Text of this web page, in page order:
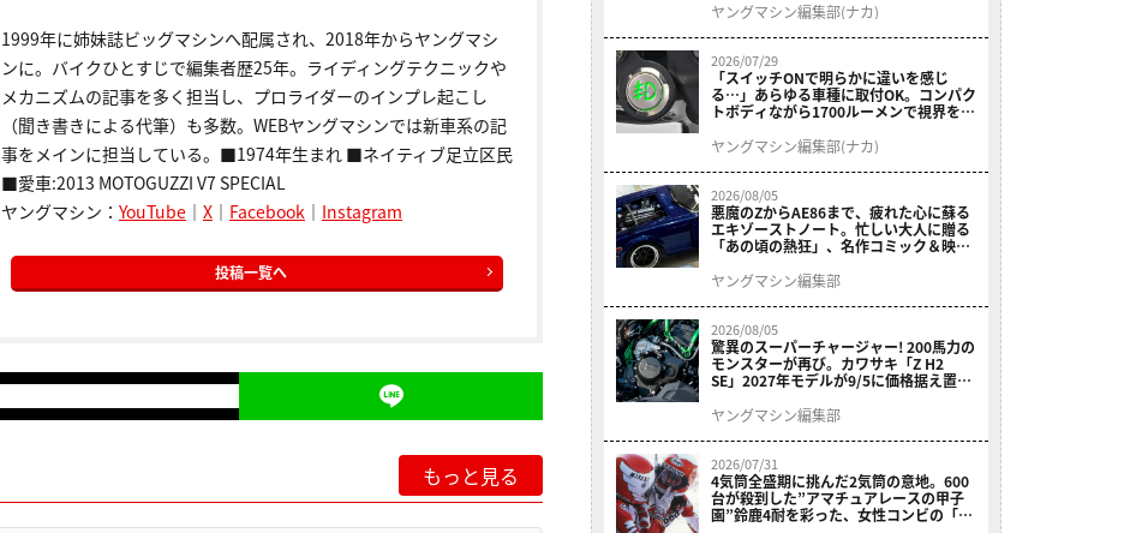
1999年に姉妹誌ビッグマシンへ配属され、2018年からヤングマシ
ンに。バイクひとすじで編集者歴25年。ライディングテクニックや
メカニズムの記事を多く担当し、プロライダーのインプレ起こし
（聞き書きによる代筆）も多数。WEBヤングマシンでは新車系の記
事をメインに担当している。■1974年生まれ ■ネイティブ足立区民
■愛車:2013 MOTOGUZZI V7 SPECIAL
ヤングマシン： YouTube｜ X｜ Facebook ｜ Instagram
投稿一覧へ
もっと見る
ヤングマシン編集部(ナカ)
2026/07/29
「スイッチONで明らかに違いを感じ
る…」あらゆる車種に取付OK。コンパク
トボディながら1700ルーメンで視界を確
ニット プレシャスレイ スモール］
ヤングマシン編集部(ナカ)
2026/08/05
悪魔のZからAE86まで、疲れた心に蘇る
エキゾーストノート。忙しい大人に贈る
「あの頃の熱狂」、名作コミック＆映画
結！
ヤングマシン編集部
2026/08/05
驚異のスーパーチャージャー! 200馬力の
モンスターが再び。カワサキ「Z H2
SE」2027年モデルが9/5に価格据え置き
ヤングマシン編集部
2026/07/31
4気筒全盛期に挑んだ2気筒の意地。600
台が殺到した”アマチュアレースの甲子
園”鈴鹿4耐を彩った、女性コンビの「ス